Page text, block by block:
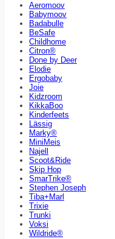
Aeromoov
Babymoov
Badabulle
BeSafe
Childhome
Citron®
Done by Deer
Elodie
Ergobaby
Joie
Kidzroom
KikkaBoo
Kinderfeets
Lässig
Marky®
MiniMeis
Najell
Scoot&Ride
Skip Hop
SmarTrike®
Stephen Joseph
Tiba+Marl
Trixie
Trunki
Voksi
Wildride®